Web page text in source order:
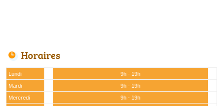
Horaires
Lundi
9h - 19h
Mardi
9h - 19h
Mercredi
9h - 19h